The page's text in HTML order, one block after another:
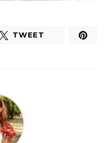
TWEET